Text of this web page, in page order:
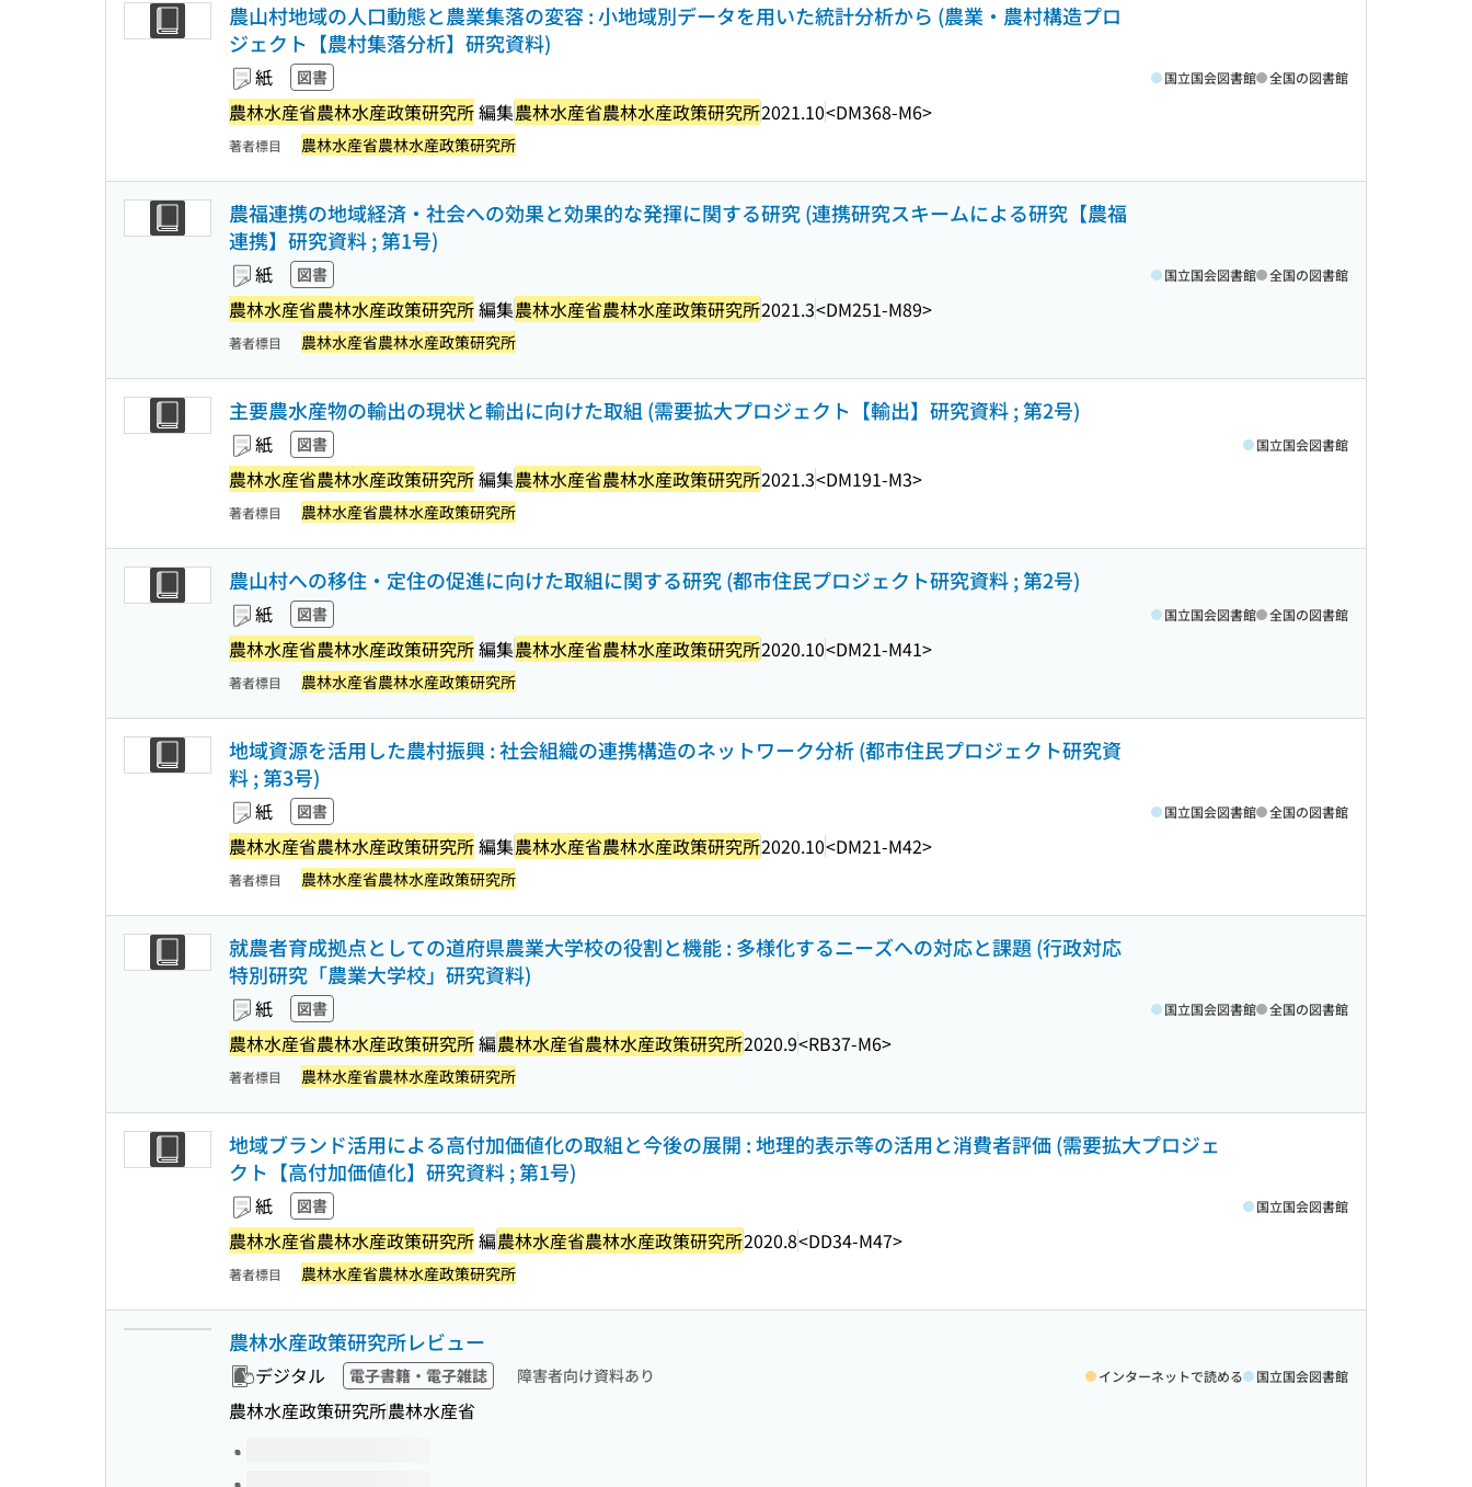
農山村地域の人口動態と農業集落の変容 : 小地域別データを用いた統計分析から (農業・農村構造プロ
ジェクト【農村集落分析】研究資料)
紙 図書
農林水産省農林水産政策研究所編集農林水産省農林水産政策研究所2021.10<DM368-M6>
国立国会図書館 全国の図書館
著者標目 農林水産省農林水産政策研究所
農福連携の地域経済・社会への効果と効果的な発揮に関する研究 (連携研究スキームによる研究【農福
連携】研究資料 ; 第1号)
紙 図書
農林水産省農林水産政策研究所編集農林水産省農林水産政策研究所2021.3<DM251-M89>
国立国会図書館 全国の図書館
著者標目 農林水産省農林水産政策研究所
主要農水産物の輸出の現状と輸出に向けた取組 (需要拡大プロジェクト【輸出】研究資料 ; 第2号)
紙 図書
農林水産省農林水産政策研究所編集農林水産省農林水産政策研究所2021.3<DM191-M3>
国立国会図書館
著者標目 農林水産省農林水産政策研究所
農山村への移住・定住の促進に向けた取組に関する研究 (都市住民プロジェクト研究資料 ; 第2号)
紙 図書
農林水産省農林水産政策研究所編集農林水産省農林水産政策研究所2020.10<DM21-M41>
国立国会図書館 全国の図書館
著者標目 農林水産省農林水産政策研究所
地域資源を活用した農村振興 : 社会組織の連携構造のネットワーク分析 (都市住民プロジェクト研究資
料 ; 第3号)
紙 図書
農林水産省農林水産政策研究所編集農林水産省農林水産政策研究所2020.10<DM21-M42>
国立国会図書館 全国の図書館
著者標目 農林水産省農林水産政策研究所
就農者育成拠点としての道府県農業大学校の役割と機能 : 多様化するニーズへの対応と課題 (行政対応
特別研究「農業大学校」研究資料)
紙 図書
農林水産省農林水産政策研究所編農林水産省農林水産政策研究所2020.9<RB37-M6>
国立国会図書館 全国の図書館
著者標目 農林水産省農林水産政策研究所
地域ブランド活用による高付加価値化の取組と今後の展開 : 地理的表示等の活用と消費者評価 (需要拡大プロジェ
クト【高付加価値化】研究資料 ; 第1号)
紙 図書
農林水産省農林水産政策研究所編農林水産省農林水産政策研究所2020.8<DD34-M47>
国立国会図書館
著者標目 農林水産省農林水産政策研究所
農林水産政策研究所レビュー
デジタル 電子書籍・電子雑誌 障害者向け資料あり
農林水産政策研究所農林水産省
インターネットで読める 国立国会図書館
このタイトルの巻号